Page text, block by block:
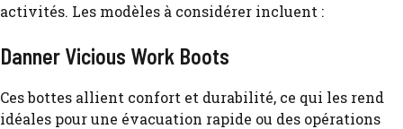
activités. Les modèles à considérer incluent :
Danner Vicious Work Boots
Ces bottes allient confort et durabilité, ce qui les rend
idéales pour une évacuation rapide ou des opérations